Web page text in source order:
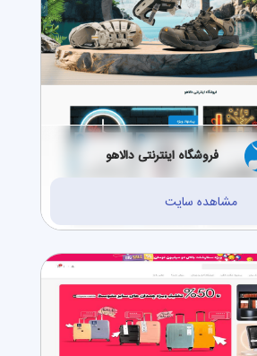
فروشگاه اینترنتی دالاهو
مشاهده سایت